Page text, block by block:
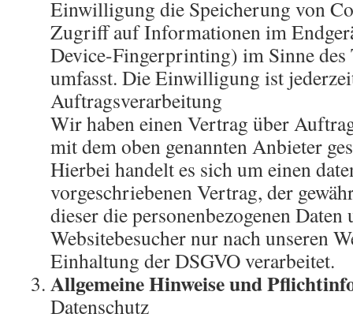
Einwilligung die Speicherung von
Zugriff auf Informationen im
Device-Fingerprinting) im Sinne
umfasst. Die Einwilligung ist
Auftragsverarbeitung
Wir haben einen Vertrag über
mit dem oben genannten Anbieter
Hierbei handelt es sich um einen
vorgeschriebenen Vertrag, der
dieser die personenbezogenen Daten
Websitebesucher nur nach unseren
Einhaltung der DSGVO verarbeitet.
Allgemeine Hinweise und
Datenschutz